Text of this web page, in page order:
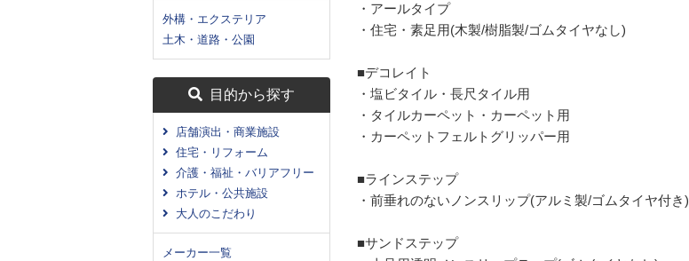
外構・エクステリア
土木・道路・公園
目的から探す
店舗演出・商業施設
住宅・リフォーム
介護・福祉・バリアフリー
ホテル・公共施設
大人のこだわり
メーカー一覧
・アールタイプ
・住宅・素足用(木製/樹脂製/ゴムタイヤなし)
■デコレイト
・塩ビタイル・長尺タイル用
・タイルカーペット・カーペット用
・カーペットフェルトグリッパー用
■ラインステップ
・前垂れのないノンスリップ(アルミ製/ゴムタイヤ付き)
■サンドステップ